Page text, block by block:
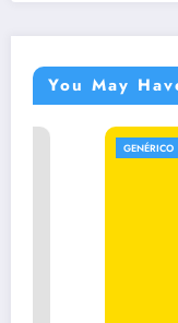
You May